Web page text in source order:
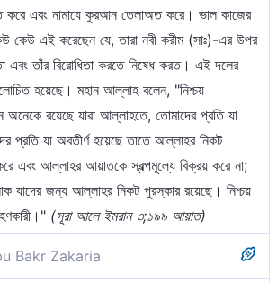
করে এবং নামাযে কুরআন তেলাঅত করে। ভাল কাজের
কেউ এই করেছেন যে, তারা নবী করীম (সাঃ)-এর উপর
এবং তাঁর বিরোধিতা করতে নিষেধ করত। এই দলের
হয়েছে। মহান আল্লাহ বলেন, "নিশ্চয়
অনেকে রয়েছে যারা আল্লাহতে, তোমাদের প্রতি যা
প্রতি যা অবতীর্ণ হয়েছে তাতে আল্লাহর নিকট
এবং আল্লাহর আয়াতকে স্বল্পমূল্যে বিক্রয় করে না;
জন্য আল্লাহর নিকট পুরস্কার রয়েছে। নিশ্চয়
(সূরা আলে ইমরান ৩;১৯৯ আয়াত)
Bakr Zakaria